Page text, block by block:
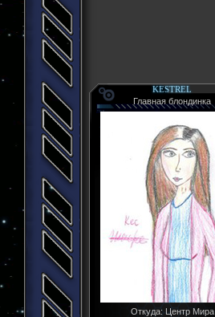
KESTREL
Главная блондинка
Откуда: Центр Мира